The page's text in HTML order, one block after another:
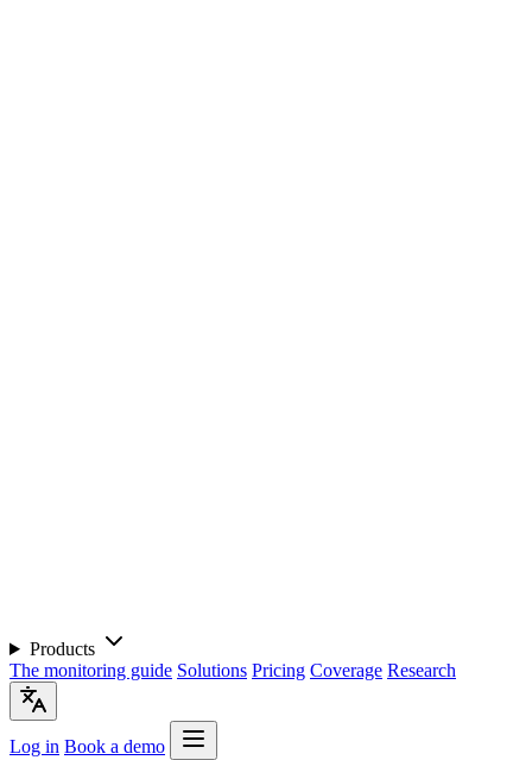
Products
The monitoring guide Solutions Pricing Coverage Research
Log in Book a demo